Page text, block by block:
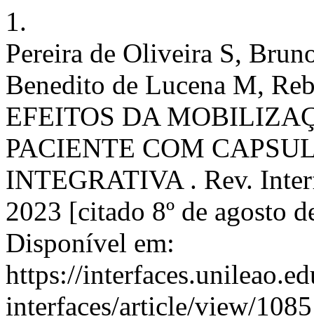
1.
Pereira de Oliveira S,
Benedito de Lucena M,
EFEITOS DA
PACIENTE COM
INTEGRATIVA . Rev.
2023 [citado 8º de agosto
Disponível em:
https://
interfaces/article/view/1085